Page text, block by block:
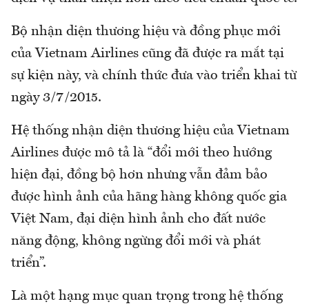
Bộ nhận diện thương hiệu và đồng phục mới
của Vietnam Airlines cũng đã được ra mắt tại
sự kiện này, và chính thức đưa vào triển khai từ
ngày 3/7/2015.
Hệ thống nhận diện thương hiệu của Vietnam
Airlines được mô tả là “đổi mới theo hướng
hiện đại, đồng bộ hơn nhưng vẫn đảm bảo
được hình ảnh của hãng hàng không quốc gia
Việt Nam, đại diện hình ảnh cho đất nước
năng động, không ngừng đổi mới và phát
triển”.
Là một hạng mục quan trọng trong hệ thống